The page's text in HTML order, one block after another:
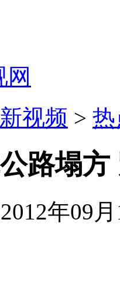
视频 >
路塌方
年09